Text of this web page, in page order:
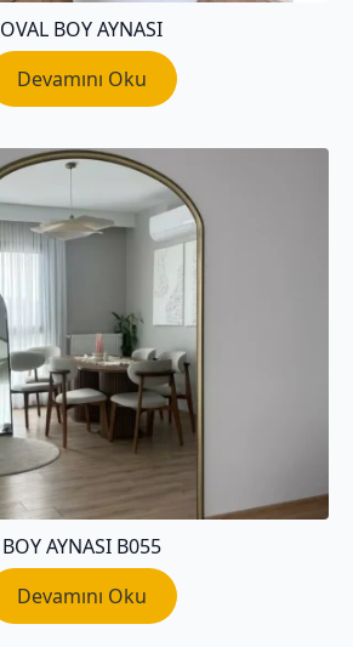
OVAL BOY AYNASI
Devamını Oku
BOY AYNASI B055
Devamını Oku